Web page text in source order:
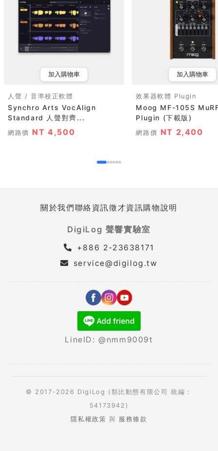
加入購物車
人聲 / 音準校正軟體
Synchro Arts VocAlign
Standard 人聲對齊...
網路價 NT 4,500
加入購物車
效果器軟體 Plugin
Moog MF-105S
Plugin (下載版)
網路價 NT 2,400
關於我們聯絡資訊徵才資訊購物說明
DigiLog 聲響實驗室
+886 2-23638171
service@digilog.tw
LineID: @nmm9009t
© 2017-2026 DigiLog (類比動態有限公司 統編：
54173942)
隱私權政策 與 服務條款